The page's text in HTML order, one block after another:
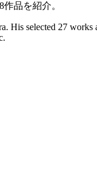
品を紹介。
His selected 27